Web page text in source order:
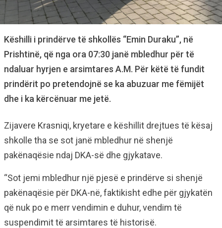
Këshilli i prindërve të shkollës “Emin Duraku”, në
Prishtinë, që nga ora 07:30 janë mbledhur për të
ndaluar hyrjen e arsimtares A.M. Për këtë të fundit
prindërit po pretendojnë se ka abuzuar me fëmijët
dhe i ka kërcënuar me jetë.
Zijavere Krasniqi, kryetare e këshillit drejtues të kësaj
shkolle tha se sot janë mbledhur në shenjë
pakënaqësie ndaj DKA-së dhe gjykatave.
“Sot jemi mbledhur një pjesë e prindërve si shenjë
pakënaqësie për DKA-në, faktikisht edhe për gjykatën
që nuk po e merr vendimin e duhur, vendim të
suspendimit të arsimtares të historisë.